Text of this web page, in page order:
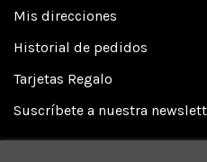
Mis direcciones
Historial de pedidos
Tarjetas Regalo
Suscríbete a nuestra